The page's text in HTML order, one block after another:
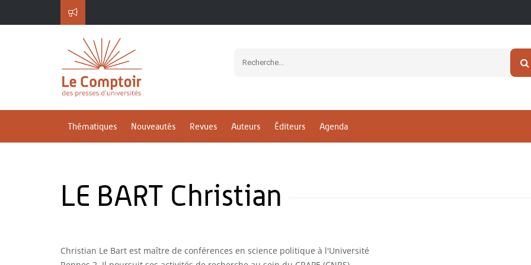
Thématiques Nouveautés Revues Auteurs Éditeurs Agenda
LE BART Christian
Christian Le Bart est maître de conférences en science politique à l'Université